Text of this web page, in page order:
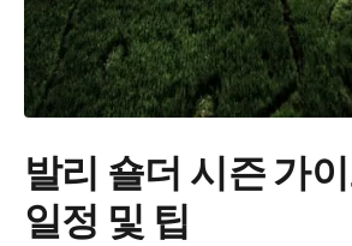
발리 숄더 시즌 가
일정 및 팁